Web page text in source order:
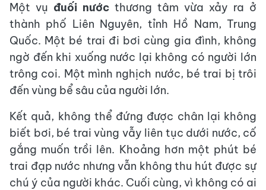
Một vụ đuối nước thương tâm vừa xảy ra ở
thành phố Liên Nguyên, tỉnh Hồ Nam, Trung
Quốc. Một bé trai đi bơi cùng gia đình, không
ngờ đến khi xuống nước lại không có người lớn
trông coi. Một mình nghịch nước, bé trai bị trôi
đến vùng bể sâu của người lớn.
Kết quả, không thể đứng được chân lại không
biết bơi, bé trai vùng vẫy liên tục dưới nước, cố
gắng muốn trồi lên. Khoảng hơn một phút bé
trai đạp nước nhưng vẫn không thu hút được sự
chú ý của người khác. Cuối cùng, vì không có ai